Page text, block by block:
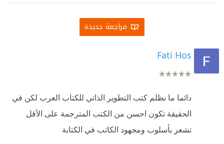
مراجعة جديدة
Fati Hos
دائما ما نظلم كتب التطوير الذاتي للكتاب العرب لكن في
الحقيقة تكون احسن من الكتب المترجمة على الأقل
تشعر بأسلوب ومجهود الكاتب في الكتابة